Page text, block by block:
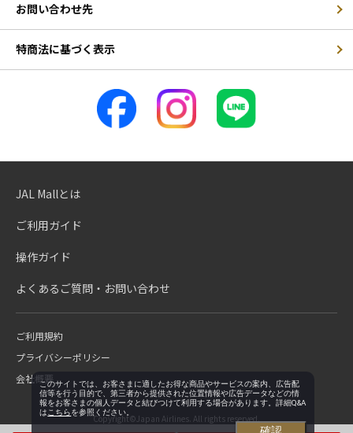
お問い合わせ先
特商法に基づく表示
JAL Mallとは
ご利用ガイド
操作ガイド
よくあるご質問・お問い合わせ
ご利用規約
プライバシーポリシー
会社概要
Copyright©Japan Airlines. All rights reserved.
このサイトでは、お客さまに適したお得な商品やサービスの案内、広告配
信等を行う目的で、第三者から提供された位置情報や広告データなどの情
報をお客さまの個人データと結びつけて利用する場合があります。詳細Q&A
は こちらを参照ください。